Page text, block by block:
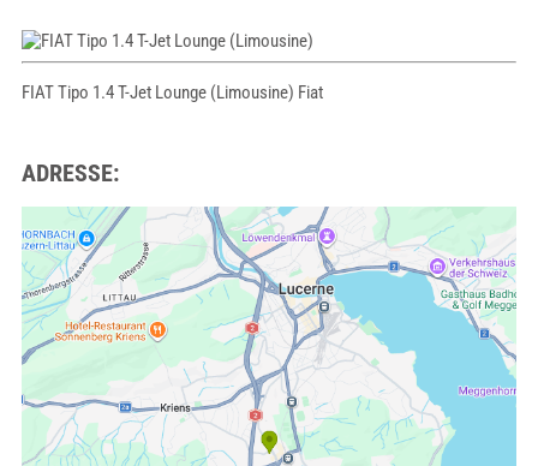
FIAT Tipo 1.4 T-Jet Lounge (Limousine) Fiat
ADRESSE: